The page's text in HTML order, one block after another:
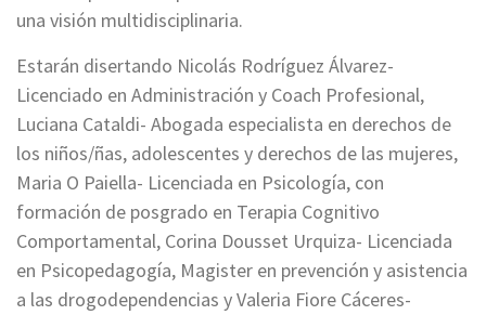
una visión multidisciplinaria.
Estarán disertando Nicolás Rodríguez Álvarez-
Licenciado en Administración y Coach Profesional,
Luciana Cataldi- Abogada especialista en derechos de
los niños/ñas, adolescentes y derechos de las mujeres,
Maria O Paiella- Licenciada en Psicología, con
formación de posgrado en Terapia Cognitivo
Comportamental, Corina Dousset Urquiza- Licenciada
en Psicopedagogía, Magister en prevención y asistencia
a las drogodependencias y Valeria Fiore Cáceres-